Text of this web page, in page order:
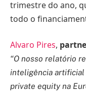
trimestre do ano,
todo o
Alvaro Pires,
“O nosso relatório
inteligência artificial
private equity na